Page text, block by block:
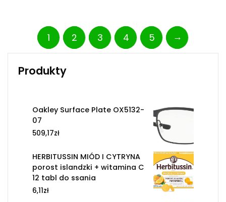
1 2 3 4 5 →
Produkty
Oakley Surface Plate OX5132-
07
509,17zł
HERBITUSSIN MIÓD I CYTRYNA
porost islandzki + witamina C
12 tabl do ssania
6,11zł